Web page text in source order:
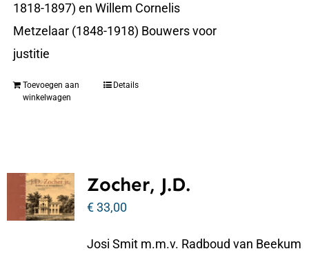
1818-1897) en Willem Cornelis
Metzelaar (1848-1918) Bouwers voor
justitie
Toevoegen aan
winkelwagen
Details
Zocher, J.D.
€33,00
Josi Smit m.m.v. Radboud van Beekum